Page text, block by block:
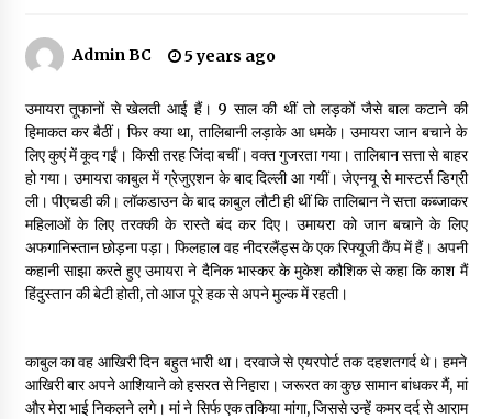
बनारस में अब सर्व सेवा संघ के मुख्य भवनों को ध्वस्त करने का खतरा
डॉक्टर अंबेडकर सामाजिक नवजागरण के अग्रदूत थे
3 years ago
सर्व सेवा संघ मुख्यालय में मनाई गई ज्योति बा फुले जयंती
3 years ago
3 years ago
Admin BC 5 years ago
उमायरा तूफानों से खेलती आई हैं। 9 साल की थीं तो लड़कों जैसे बाल कटाने की
हिमाकत कर बैठीं। फिर क्या था, तालिबानी लड़ाके आ धमके। उमायरा जान बचाने के
लिए कुएं में कूद गईं। किसी तरह जिंदा बचीं। वक्त गुजरता गया। तालिबान सत्ता से बाहर
हो गया। उमायरा काबुल में ग्रेजुएशन के बाद दिल्ली आ गयीं। जेएनयू से मास्टर्स डिग्री
ली। पीएचडी की। लॉकडाउन के बाद काबुल लौटी ही थीं कि तालिबान ने सत्ता कब्जाकर
महिलाओं के लिए तरक्की के रास्ते बंद कर दिए। उमायरा को जान बचाने के लिए
अफगानिस्तान छोड़ना पड़ा। फिलहाल वह नीदरलैंड्स के एक रिफ्यूजी कैंप में हैं। अपनी
कहानी साझा करते हुए उमायरा ने दैनिक भास्कर के मुकेश कौशिक से कहा कि काश मैं
हिंदुस्तान की बेटी होती, तो आज पूरे हक से अपने मुल्क में रहती।
काबुल का वह आखिरी दिन बहुत भारी था। दरवाजे से एयरपोर्ट तक दहशतगर्द थे। हमने
आखिरी बार अपने आशियाने को हसरत से निहारा। जरूरत का कुछ सामान बांधकर मैं, मां
और मेरा भाई निकलने लगे। मां ने सिर्फ एक तकिया मांगा, जिससे उन्हें कमर दर्द से आराम